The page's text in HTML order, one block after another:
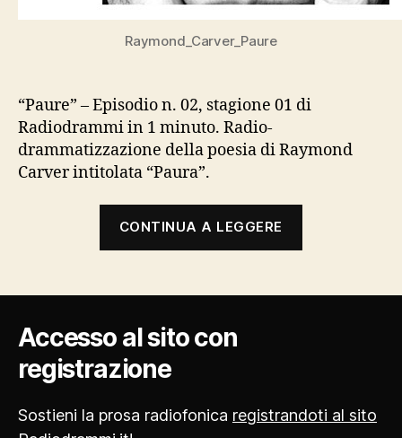
Raymond_Carver_Paure
“Paure” – Episodio n. 02, stagione 01 di
Radiodrammi in 1 minuto. Radio-
drammatizzazione della poesia di Raymond
Carver intitolata “Paura”.
CONTINUA A LEGGERE
Accesso al sito con
registrazione
Sostieni la prosa radiofonica registrandoti al sito